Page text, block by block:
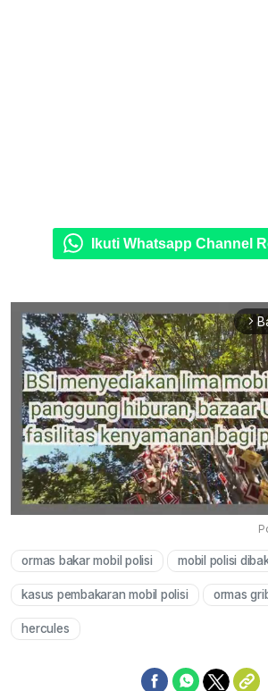
Ikuti Whatsapp Channel
arrow_forward_ios
ormas bakar mobil polisi mobil polisi
kasus pembakaran mobil polisi ormas
hercules